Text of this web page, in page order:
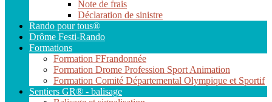
Note de frais
Déclaration de sinistre
Rando pour tous®
Drôme Festi-Rando
Formations
Formation FFrandonnée
Formation Drome Profession Sport Animation
Formation Comité Départemental Olympique et Sportif
Sentiers GR® - balisage